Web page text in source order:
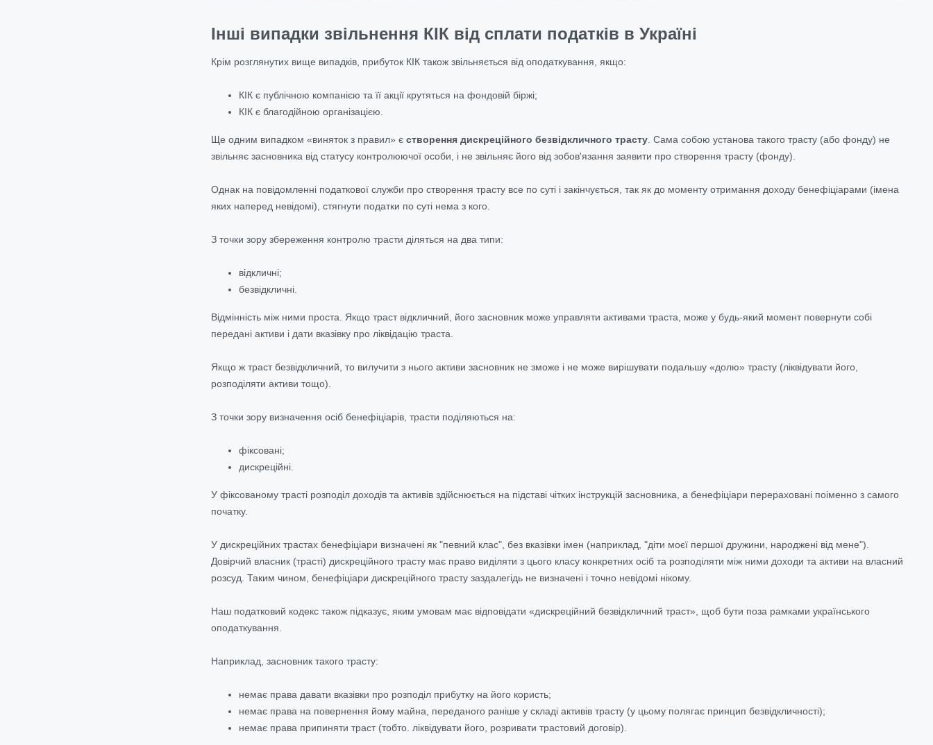
Інші випадки звільнення КІК від сплати податків в Україні
Крім розглянутих вище випадків, прибуток КІК також звільняється від оподаткування, якщо:
КІК є публічною компанією та її акції крутяться на фондовій біржі;
КІК є благодійною організацією.
Ще одним випадком «виняток з правил» є створення дискреційного безвідкличного трасту . Сама собою установа такого трасту (або фонду) не
звільняє засновника від статусу контролюючої особи, і не звільняє його від зобов'язання заявити про створення трасту (фонду).
Однак на повідомленні податкової служби про створення трасту все по суті і закінчується, так як до моменту отримання доходу бенефіціарами (імена
яких наперед невідомі), стягнути податки по суті нема з кого.
З точки зору збереження контролю трасти діляться на два типи:
відкличні;
безвідкличні.
Відмінність між ними проста. Якщо траст відкличний, його засновник може управляти активами траста, може у будь-який момент повернути собі
передані активи і дати вказівку про ліквідацію траста.
Якщо ж траст безвідкличний, то вилучити з нього активи засновник не зможе і не може вирішувати подальшу «долю» трасту (ліквідувати його,
розподіляти активи тощо).
З точки зору визначення осіб бенефіціарів, трасти поділяються на:
фіксовані;
дискреційні.
У фіксованому трасті розподіл доходів та активів здійснюється на підставі чітких інструкцій засновника, а бенефіціари перераховані поіменно з самого
початку.
У дискреційних трастах бенефіціари визначені як "певний клас", без вказівки імен (наприклад, "діти моєї першої дружини, народжені від мене").
Довірчий власник (трасті) дискреційного трасту має право виділяти з цього класу конкретних осіб та розподіляти між ними доходи та активи на власний
розсуд. Таким чином, бенефіціари дискреційного трасту заздалегідь не визначені і точно невідомі нікому.
Наш податковий кодекс також підказує, яким умовам має відповідати «дискреційний безвідкличний траст», щоб бути поза рамками українського
оподаткування.
Наприклад, засновник такого трасту:
немає права давати вказівки про розподіл прибутку на його користь;
немає права на повернення йому майна, переданого раніше у складі активів трасту (у цьому полягає принцип безвідкличності);
немає права припиняти траст (тобто. ліквідувати його, розривати трастовий договір).